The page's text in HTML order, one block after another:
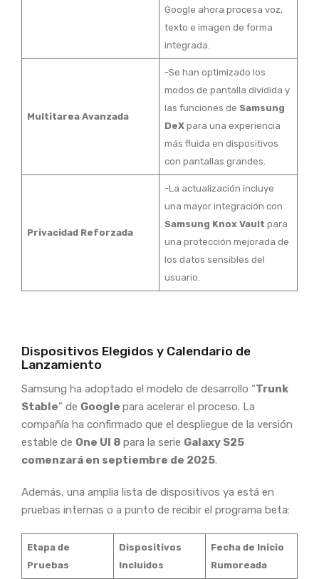
Google ahora procesa voz,
texto e imagen de forma
integrada.
Multitarea Avanzada
-Se han optimizado los
modos de pantalla dividida y
las funciones de Samsung
DeXpara una experiencia
más fluida en dispositivos
con pantallas grandes.
Privacidad Reforzada
-La actualización incluye
una mayor integración con
Samsung Knox Vault para
una protección mejorada de
los datos sensibles del
usuario.
Dispositivos Elegidos y Calendario de
Lanzamiento
Samsung ha adoptado el modelo de desarrollo “Trunk
Stable” de Google para acelerar el proceso. La
compañía ha confirmado que el despliegue de la versión
estable de One UI 8 para la serie Galaxy S25
comenzará en septiembre de 2025.
Además, una amplia lista de dispositivos ya está en
pruebas internas o a punto de recibir el programa beta:
Etapa de
Pruebas
Dispositivos
Incluidos
Fecha de Inicio
Rumoreada